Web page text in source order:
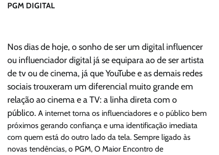
PGM DIGITAL
Nos dias de hoje, o sonho de ser um digital influencer
ou influenciador digital já se equipara ao de ser artista
de tv ou de cinema, já que YouTube e as demais redes
sociais trouxeram um diferencial muito grande em
relação ao cinema e a TV: a linha direta com o
público. A internet torna os influenciadores e o público bem
próximos gerando confiança e uma identificação imediata
com quem está do outro lado da tela. Sempre ligado às
novas tendências, o PGM, O Maior Encontro de